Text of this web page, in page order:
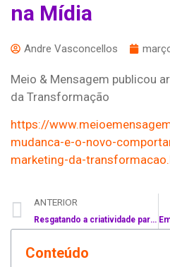
na Mídia
Andre Vasconcellos
Meio & Mensagem publicou
da Transformação
https://
mudanca-e-o-novo-
marketing-da-
ANTERIOR
Resgatando a criatividade para estourar a bolha
Conteúdo